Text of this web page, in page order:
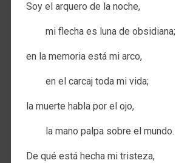
Soy el arquero de la noche,
mi flecha es luna de obsidiana;
en la memoria está mi arco,
en el carcaj toda mi vida;
la muerte habla por el ojo,
la mano palpa sobre el mundo.
De qué está hecha mi tristeza,